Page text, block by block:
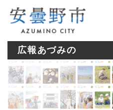
メニューを
広報あづみの